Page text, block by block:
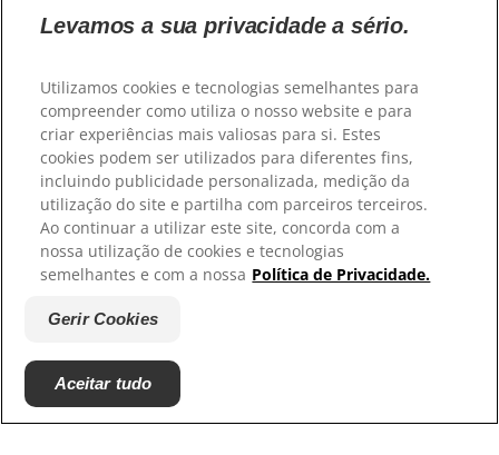
Hill’s Vet
Trabalhe connosco
Associações com que colaboramos
© 2025 Hill's Pet Nutrition, Inc.
Exceto indicação específica em contrário, a
utilização do símbolo de marca comercial "™" neste
Levamos a sua privacidade a sério.
Utilizamos cookies e tecnologias semelhantes para
compreender como utiliza o nosso website e para
criar experiências mais valiosas para si. Estes
cookies podem ser utilizados para diferentes fins,
incluindo publicidade personalizada, medição da
utilização do site e partilha com parceiros terceiros.
Ao continuar a utilizar este site, concorda com a
nossa utilização de cookies e tecnologias
semelhantes e com a nossa Política de Privacidade.
Gerir Cookies
Aceitar tudo